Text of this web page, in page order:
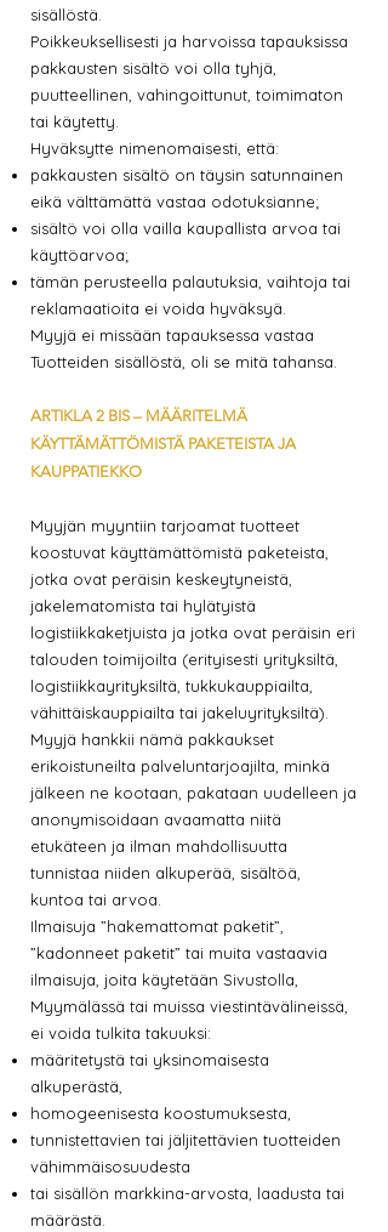
sisällöstä.
Poikkeuksellisesti ja harvoissa tapauksissa
pakkausten sisältö voi olla tyhjä,
puutteellinen, vahingoittunut, toimimaton
tai käytetty.
Hyväksytte nimenomaisesti, että:
pakkausten sisältö on täysin satunnainen
eikä välttämättä vastaa odotuksianne;
sisältö voi olla vailla kaupallista arvoa tai
käyttöarvoa;
tämän perusteella palautuksia, vaihtoja tai
reklamaatioita ei voida hyväksyä.
Myyjä ei missään tapauksessa vastaa
Tuotteiden sisällöstä, oli se mitä tahansa.
ARTIKLA 2 BIS – MÄÄRITELMÄ
KÄYTTÄMÄTTÖMISTÄ PAKETEISTA JA
KAUPPATIEKKO
Myyjän myyntiin tarjoamat tuotteet
koostuvat käyttämättömistä paketeista,
jotka ovat peräisin keskeytyneistä,
jakelematomista tai hylätyistä
logistiikkaketjuista ja jotka ovat peräisin eri
talouden toimijoilta (erityisesti yrityksiltä,
logistiikkayrityksiltä, tukkukauppiailta,
vähittäiskauppiailta tai jakeluyrityksiltä).
Myyjä hankkii nämä pakkaukset
erikoistuneilta palveluntarjoajilta, minkä
jälkeen ne kootaan, pakataan uudelleen ja
anonymisoidaan avaamatta niitä
etukäteen ja ilman mahdollisuutta
tunnistaa niiden alkuperää, sisältöä,
kuntoa tai arvoa.
Ilmaisuja ”hakemattomat paketit”,
”kadonneet paketit” tai muita vastaavia
ilmaisuja, joita käytetään Sivustolla,
Myymälässä tai muissa viestintävälineissä,
ei voida tulkita takuuksi:
määritetystä tai yksinomaisesta
alkuperästä,
homogeenisesta koostumuksesta,
tunnistettavien tai jäljitettävien tuotteiden
vähimmäisosuudesta
tai sisällön markkina-arvosta, laadusta tai
määrästä.